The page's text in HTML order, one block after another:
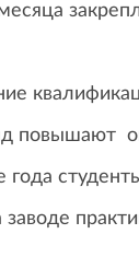
повышают
заводе